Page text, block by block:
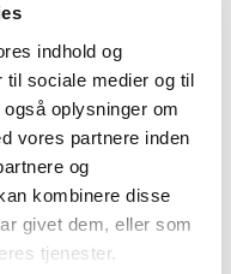
indhold og
til sociale medier og til
oplysninger om
vores partnere inden
og
kombinere disse
givet dem, eller som
tjenester.